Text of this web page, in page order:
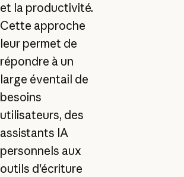
et la productivité.
Cette approche
leur permet de
répondre à un
large éventail de
besoins
utilisateurs, des
assistants IA
personnels aux
outils d'écriture